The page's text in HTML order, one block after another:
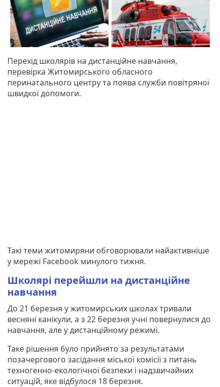
Перехід школярів на дистанційне навчання,
перевірка Житомирського обласного
перинатального центру та поява служби повітряної
швидкої допомоги.
Такі теми житомиряни обговорювали найактивніше
у мережі Facebook минулого тижня.
Школярі перейшли на дистанційне
навчання
До 21 березня у житомирських школах тривали
весняні канікули, а з 22 березня учні повернулися до
навчання, але у дистанційному режимі.
Таке рішення було прийнято за результатами
позачергового засідання міської комісії з питань
техногенно-екологічної безпеки і надзвичайних
ситуацій, яке відбулося 18 березня.